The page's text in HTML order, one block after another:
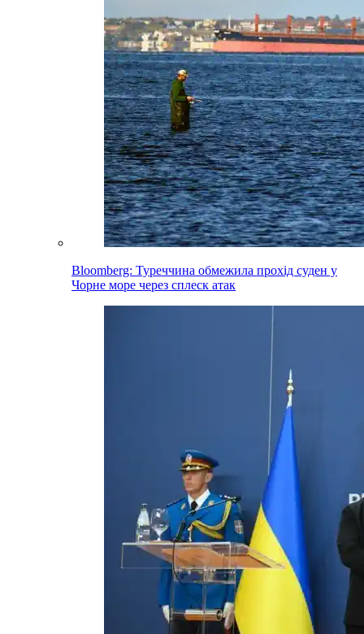
Bloomberg: Туреччина обмежила прохід суден у
Чорне море через сплеск атак